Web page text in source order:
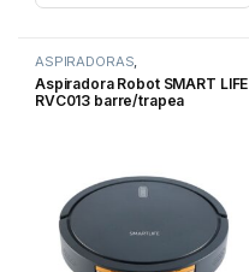
ASPIRADORAS,
ELECTRODOMESTICOS,
LIMPIEZA y ROPA
Aspiradora Robot SMART LIFE
RVC013 barre/trapea